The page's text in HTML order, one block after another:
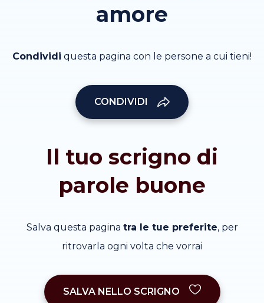
amore
Condividi questa pagina con le persone a cui tieni!
CONDIVIDI
Il tuo scrigno di
parole buone
Salva questa pagina tra le tue preferite, per
ritrovarla ogni volta che vorrai
SALVA NELLO SCRIGNO